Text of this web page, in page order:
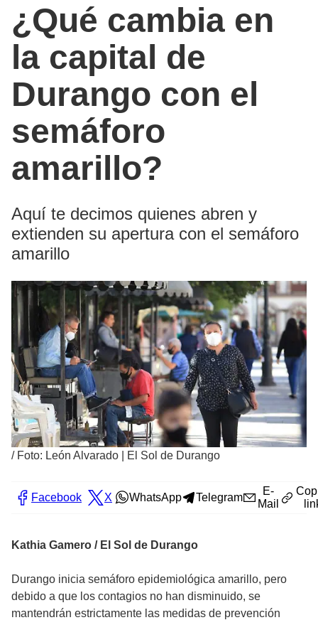
¿Qué cambia en
la capital de
Durango con el
semáforo
amarillo?
Aquí te decimos quienes abren y
extienden su apertura con el semáforo
amarillo
/ Foto: León Alvarado | El Sol de Durango
Facebook X WhatsApp Telegram
E-
Mail
Kathia Gamero / El Sol de Durango
Durango inicia semáforo epidemiológica amarillo, pero
debido a que los contagios no han disminuido, se
mantendrán estrictamente las medidas de prevención